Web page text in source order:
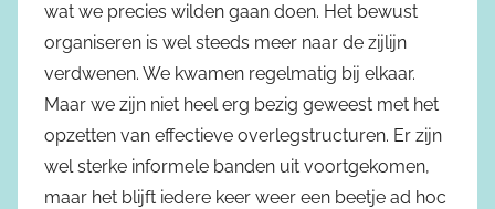
wat we precies wilden gaan doen. Het bewust
organiseren is wel steeds meer naar de zijlijn
verdwenen. We kwamen regelmatig bij elkaar.
Maar we zijn niet heel erg bezig geweest met het
opzetten van effectieve overlegstructuren. Er zijn
wel sterke informele banden uit voortgekomen,
maar het blijft iedere keer weer een beetje ad hoc